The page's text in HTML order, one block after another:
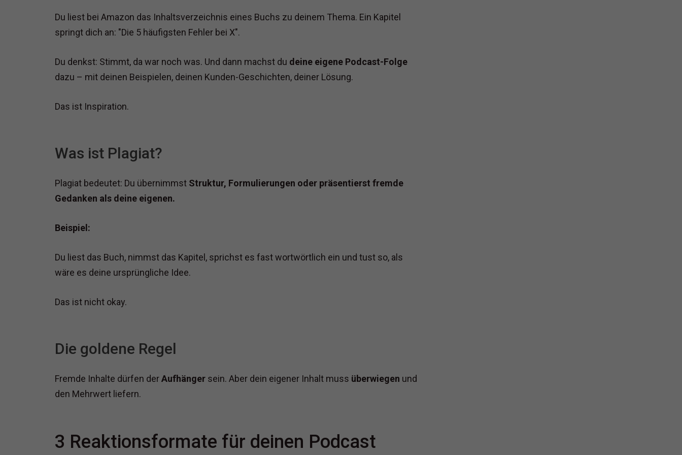
Du liest bei Amazon das Inhaltsverzeichnis eines Buchs zu deinem Thema. Ein Kapitel
springt dich an: "Die 5 häufigsten Fehler bei X".
Du denkst: Stimmt, da war noch was. Und dann machst du deine eigene Podcast-Folge
dazu – mit deinen Beispielen, deinen Kunden-Geschichten, deiner Lösung.
Das ist Inspiration.
Was ist Plagiat?
Plagiat bedeutet: Du übernimmst Struktur, Formulierungen oder präsentierst fremde
Gedanken als deine eigenen.
Beispiel:
Du liest das Buch, nimmst das Kapitel, sprichst es fast wortwörtlich ein und tust so, als
wäre es deine ursprüngliche Idee.
Das ist nicht okay.
Die goldene Regel
Fremde Inhalte dürfen derAufhängersein. Aber dein eigener Inhalt muss überwiegen und
den Mehrwert liefern.
3 Reaktionsformate für deinen Podcast